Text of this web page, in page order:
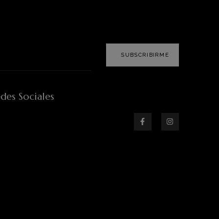
SUBSCRIBIRME
Sociales